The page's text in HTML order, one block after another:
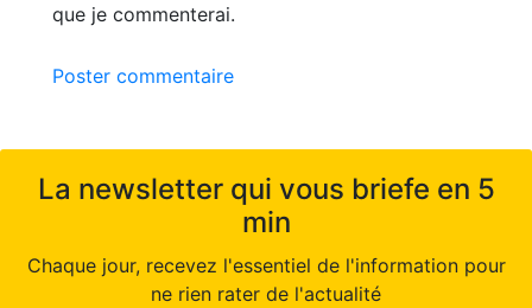
que je commenterai.
Poster commentaire
La newsletter qui vous briefe en 5
min
Chaque jour, recevez l'essentiel de l'information pour
ne rien rater de l'actualité